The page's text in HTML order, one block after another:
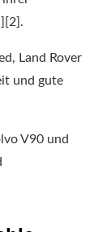
Land Rover
und gute
V90 und